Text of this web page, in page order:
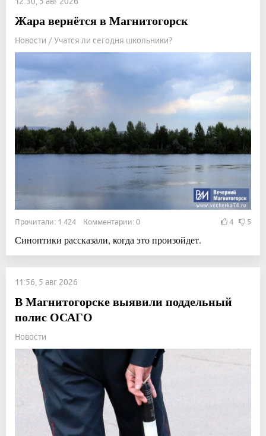
Жара вернётся в Магнитогорск
Новости / Учатся ли сегодня школьники?
Прочитали: 1 424 Комментарии: 0 4 5
Синоптики рассказали, когда это произойдет.
11:56, 5 авг 2026
В Магнитогорске выявили поддельный
полис ОСАГО
Новости